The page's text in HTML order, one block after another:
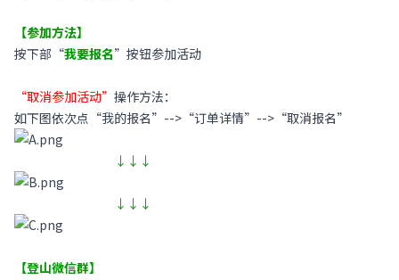
【参加方法】
按下部“我要报名”按钮参加活动
“取消参加活动” 操作方法：
如下图依次点“我的报名”-->“订单详情”-->“取消报名”
↓↓↓
↓↓↓
【登山微信群】